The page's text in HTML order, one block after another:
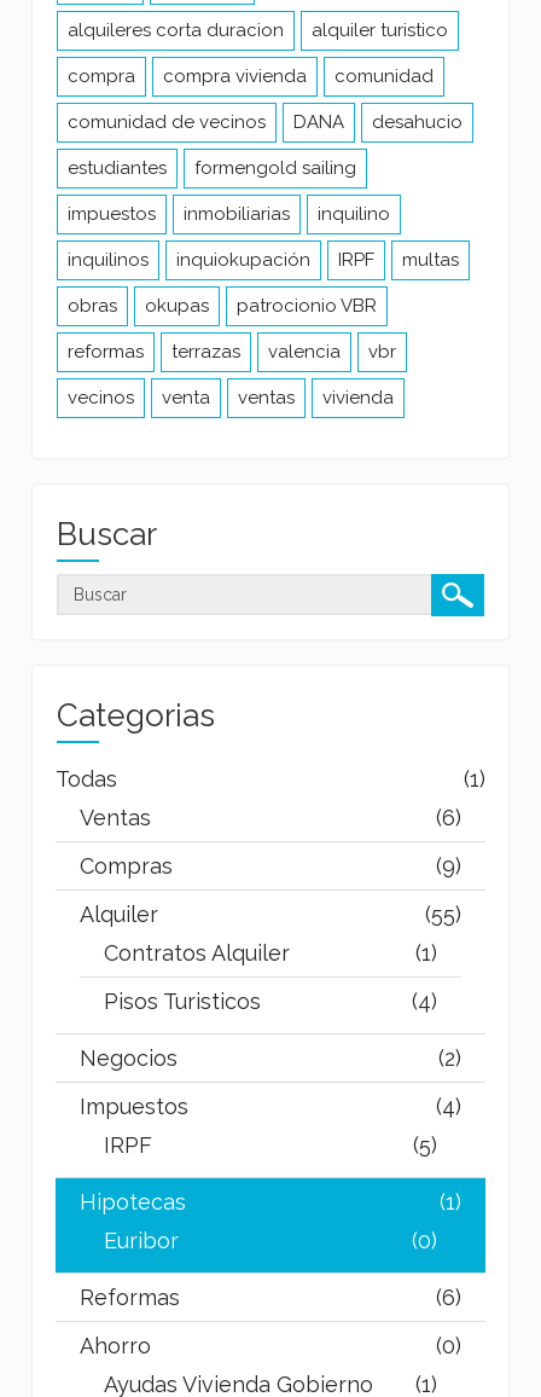
alquileres corta duracion alquiler turistico
compra compra vivienda comunidad
comunidad de vecinos DANA desahucio
estudiantes formengold sailing
impuestos inmobiliarias inquilino
inquilinos inquiokupación IRPF multas
obras okupas patrocionio VBR
reformas terrazas valencia vbr
vecinos venta ventas vivienda
Buscar
Categorias
Todas
(1)
Ventas
(6)
Compras
(9)
Alquiler
(55)
Contratos Alquiler
(1)
Pisos Turisticos
(4)
Negocios
(2)
Impuestos
(4)
IRPF
(5)
Hipotecas
(1)
Euribor
(0)
Reformas
(6)
Ahorro
(0)
Ayudas Vivienda Gobierno
(1)